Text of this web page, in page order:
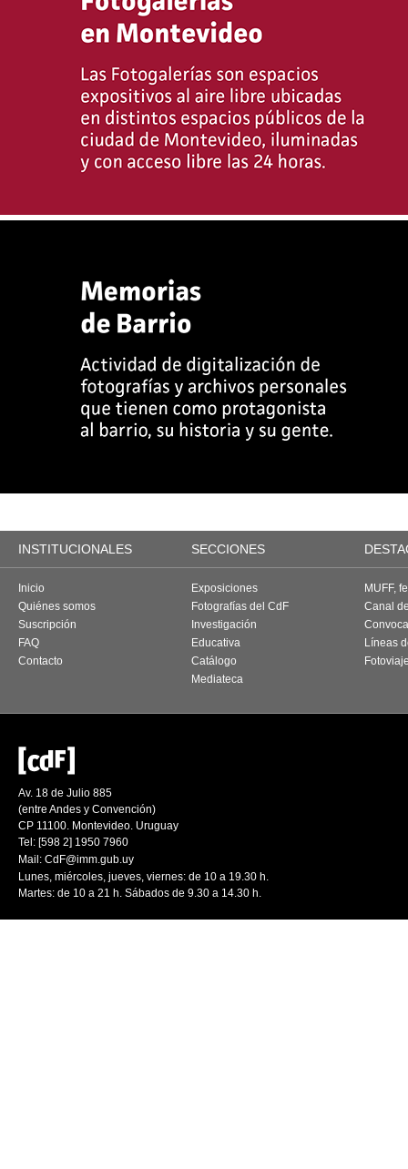
INSTITUCIONALES SECCIONES
Inicio
Quiénes somos
Suscripción
FAQ
Contacto
Exposiciones
Fotografías del CdF
Investigación
Educativa
Catálogo
Mediateca
MUFF,
Canal
Líneas
Av. 18 de Julio 885
(entre Andes y Convención)
CP 11100. Montevideo. Uruguay
Tel: [598 2] 1950 7960
Mail: CdF@imm.gub.uy
Lunes, miércoles, jueves, viernes: de 10 a 19.30 h.
Martes: de 10 a 21 h. Sábados de 9.30 a 14.30 h.